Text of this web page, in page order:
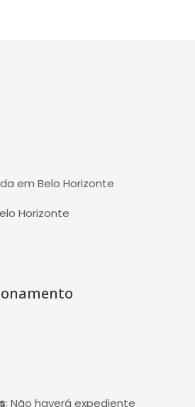
em Belo Horizonte
Horizonte
: Não haverá expediente